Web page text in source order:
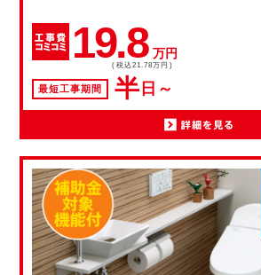
19.8 万円
(税込21.78万円)
最短工事期間 半 日～